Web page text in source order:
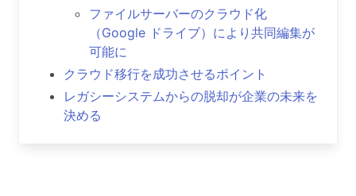
ファイルサーバーのクラウド化
（Google ドライブ）により共同編集が
可能に
クラウド移行を成功させるポイント
レガシーシステムからの脱却が企業の未来を
決める